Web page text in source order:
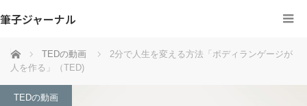
筆子ジャーナル
ホーム TEDの動画
2分で人生を変える方法「ボディランゲージが
人を作る」（TED)
TEDの動画